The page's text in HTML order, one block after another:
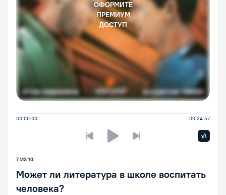
ОФОРМИТЕ
ПРЕМИУМ
ДОСТУП
00:00:00 00:24:57
Предыдущая лекцияСледующая лекция
x1
7 ИЗ 10
Может ли литература в школе воспитать
человека?